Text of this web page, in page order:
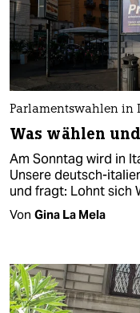
Parlamentswahlen in
Was wählen
Am Sonntag wird in
Unsere deutsch-
und fragt: Lohnt sich
Von Gina La Mela